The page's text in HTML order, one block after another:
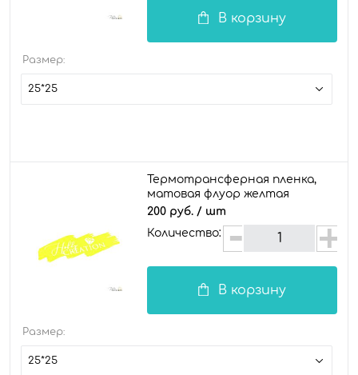
В корзину
Размер:
25*25
Термотрансферная пленка,
матовая флуор желтая
200 руб. / шт
Количество:
В корзину
Размер:
25*25